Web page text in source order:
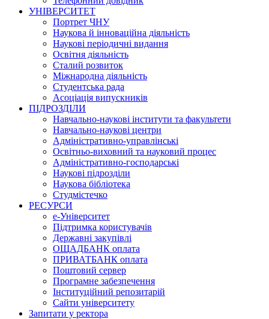
УНІВЕРСИТЕТ
Портрет ЧНУ
Наукова й інноваційна діяльність
Наукові періодичні видання
Освітня діяльність
Сталий розвиток
Міжнародна діяльність
Студентська рада
Асоціація випускників
ПІДРОЗДІЛИ
Навчально-наукові інститути та факультети
Навчально-наукові центри
Адміністративно-управлінські
Освітньо-виховний та науковий процес
Адміністративно-господарські
Наукові підрозділи
Наукова бібліотека
Студмістечко
РЕСУРСИ
е-Університет
Підтримка користувачів
Державні закупівлі
ОЩАДБАНК оплата
ПРИВАТБАНК оплата
Поштовий сервер
Програмне забезпечення
Інституційний репозитарій
Сайти університету
Запитати у ректора